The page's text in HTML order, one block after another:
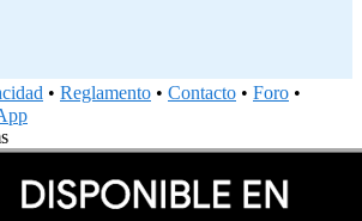
• Reglamento • Contacto • Foro •